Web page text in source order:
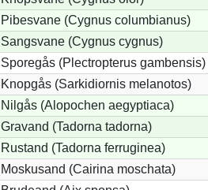
Pibesvane (Cygnus columbianus)
Sangsvane (Cygnus cygnus)
Sporegås (Plectropterus gambensis)
Knopgås (Sarkidiornis melanotos)
Nilgås (Alopochen aegyptiaca)
Gravand (Tadorna tadorna)
Rustand (Tadorna ferruginea)
Moskusand (Cairina moschata)